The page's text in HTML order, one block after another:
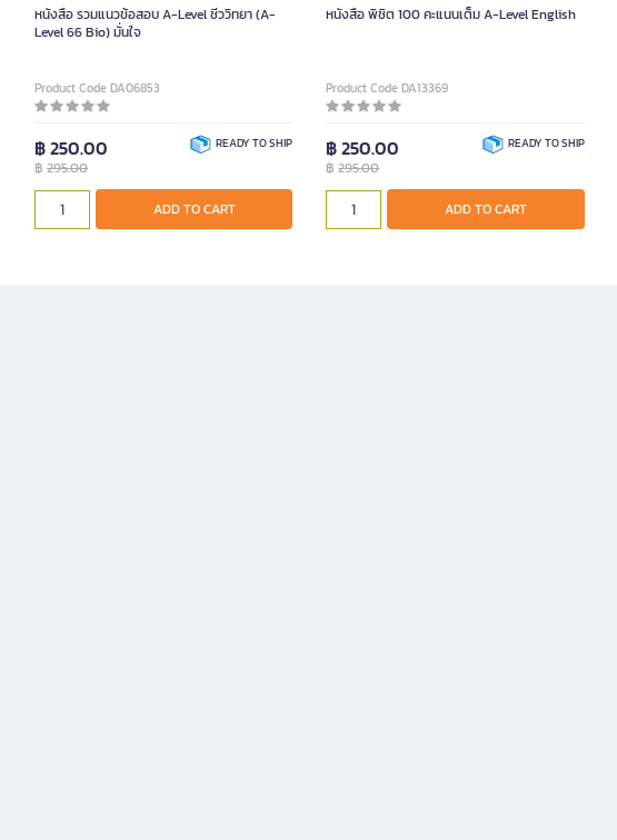
หนังสือ รวมแนวข้อสอบ A-Level ชีววิทยา (A-
Level 66 Bio) มั่นใจ
Product Code DA06853
฿ 250.00
฿ 295.00
READY TO SHIP
ADD TO CART
หนังสือ พิชิต 100 คะแนนเต็ม A-Level English
Product Code DA13369
฿ 250.00
฿295.00
READY TO SHIP
ADD TO CART